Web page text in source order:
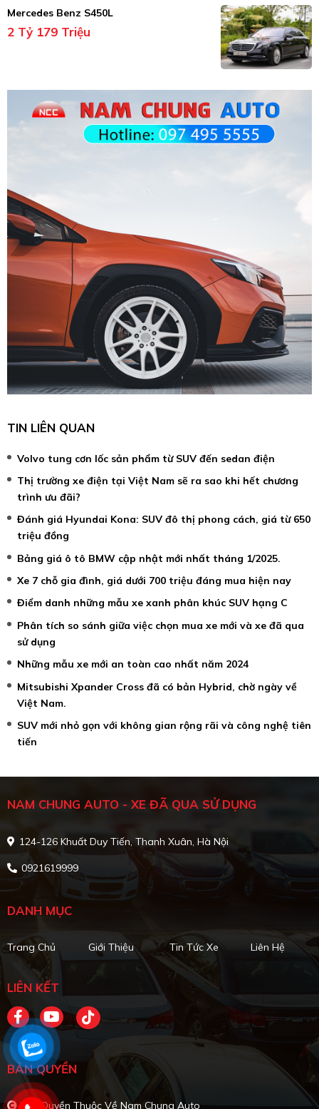
Mercedes Benz S450L
2 Tỷ 179 Triệu
TIN LIÊN QUAN
Volvo tung cơn lốc sản phẩm từ SUV đến sedan điện
Thị trường xe điện tại Việt Nam sẽ ra sao khi hết chương
trình ưu đãi?
Đánh giá Hyundai Kona: SUV đô thị phong cách, giá từ 650
triệu đồng
Bảng giá ô tô BMW cập nhật mới nhất tháng 1/2025.
Xe 7 chỗ gia đình, giá dưới 700 triệu đáng mua hiện nay
Điểm danh những mẫu xe xanh phân khúc SUV hạng C
Phân tích so sánh giữa việc chọn mua xe mới và xe đã qua
sử dụng
Những mẫu xe mới an toàn cao nhất năm 2024
Mitsubishi Xpander Cross đã có bản Hybrid, chờ ngày về
Việt Nam.
SUV mới nhỏ gọn với không gian rộng rãi và công nghệ tiên
tiến
NAM CHUNG AUTO - XE ĐÃ QUA SỬ DỤNG
124-126 Khuất Duy Tiến, Thanh Xuân, Hà Nội
0921619999
DANH MỤC
Trang Chủ Giới Thiệu Tin Tức Xe Liên Hệ
LIÊN KẾT
BẢN QUYỀN
Bản Quyền Thuộc Về Nam Chung Auto